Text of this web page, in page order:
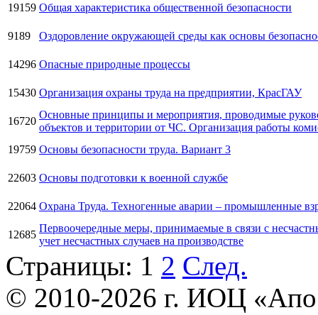
19159 Общая характеристика общественной безопасности
9189 Оздоровление окружающей среды как основы
14296 Опасные природные процессы
15430 Организация охраны труда на предприятии, КрасГАУ
16720
Основные принципы и мероприятия, проводимые
объектов и территории от ЧС. Организация работы
19759 Основы безопасности труда. Вариант 3
22603 Основы подготовки к военной службе
22064 Охрана Труда. Техногенные аварии – промышленные
12685
Первоочередные меры, принимаемые в связи с
учет несчастных случаев на производстве
Страницы: 1 2 След.
© 2010-2026 г. ИОЦ